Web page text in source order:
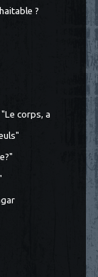
?
"Le corps, a